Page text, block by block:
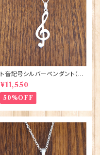
ト音記号シルバーペンダント（U
P161）ORTAK 70151
¥11,550
50%OFF